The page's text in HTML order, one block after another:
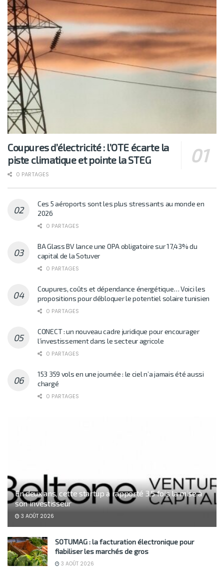
Coupures d’électricité : l’OTE écarte la
piste climatique et pointe la STEG
0 PARTAGES
Ces 5 aéroports sont les plus stressants au monde en
2026
0 PARTAGES
BA Glass BV lance une OPA obligatoire sur 17,43% du
capital de la Sotuver
0 PARTAGES
Coupures, coûts et dépendance énergétique… Voici les
propositions pour débloquer le potentiel solaire tunisien
0 PARTAGES
CONECT : un nouveau cadre juridique pour encourager
l’investissement dans le secteur agricole
0 PARTAGES
153 359 vols en une journée : le ciel n’a jamais été aussi
chargé
0 PARTAGES
En deux ans, cette startup a rapporté 3,5 fois la mise à
son investisseur
3 AOÛT 2026
SOTUMAG : la facturation électronique pour
fiabiliser les marchés de gros
3 AOÛT 2026